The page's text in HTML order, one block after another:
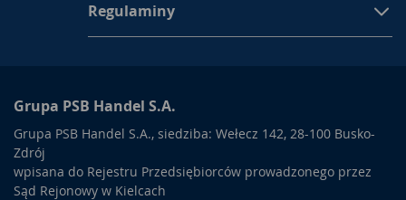
Regulaminy
Grupa PSB Handel S.A.
Grupa PSB Handel S.A., siedziba: Wełecz 142, 28-100 Busko-
Zdrój
wpisana do Rejestru Przedsiębiorców prowadzonego przez
Sąd Rejonowy w Kielcach